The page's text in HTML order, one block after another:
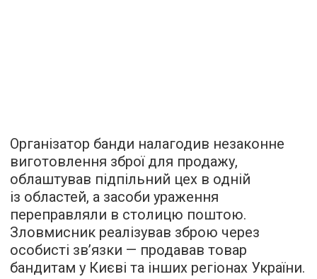
Організатор банди налагодив незаконне
виготовлення зброї для продажу,
облаштував підпільний цех в одній
із областей, а засоби ураження
переправляли в столицю поштою.
Зловмисник реалізував зброю через
особисті зв’язки — продавав товар
бандитам у Києві та інших регіонах України.